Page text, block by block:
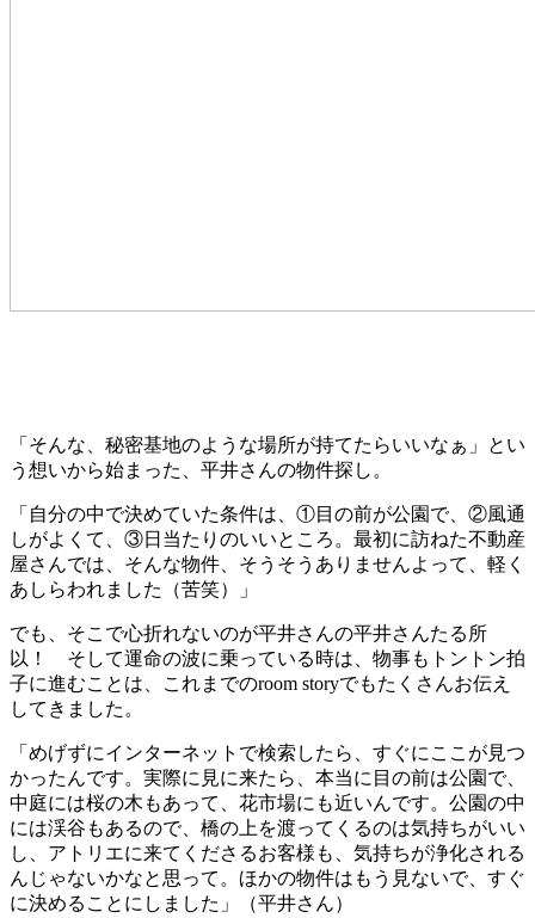
「そんな、秘密基地のような場所が持てたらいいなぁ」とい
う想いから始まった、平井さんの物件探し。
「自分の中で決めていた条件は、①目の前が公園で、②風通
しがよくて、③日当たりのいいところ。最初に訪ねた不動産
屋さんでは、そんな物件、そうそうありませんよって、軽く
あしらわれました（苦笑）」
でも、そこで心折れないのが平井さんの平井さんたる所
以！ そして運命の波に乗っている時は、物事もトントン拍
子に進むことは、これまでのroom storyでもたくさんお伝え
してきました。
「めげずにインターネットで検索したら、すぐにここが見つ
かったんです。実際に見に来たら、本当に目の前は公園で、
中庭には桜の木もあって、花市場にも近いんです。公園の中
には渓谷もあるので、橋の上を渡ってくるのは気持ちがいい
し、アトリエに来てくださるお客様も、気持ちが浄化される
んじゃないかなと思って。ほかの物件はもう見ないで、すぐ
に決めることにしました」（平井さん）